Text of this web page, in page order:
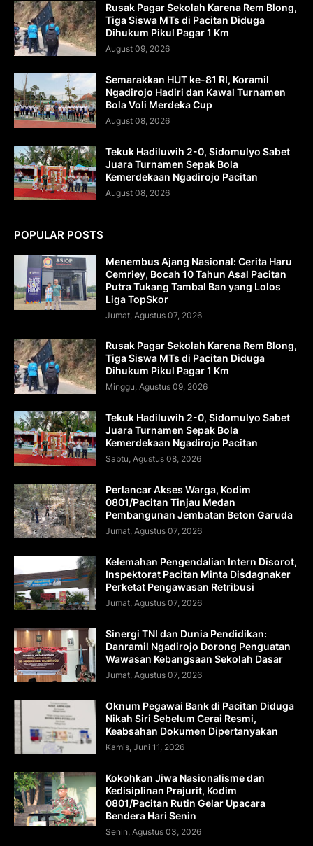
Rusak Pagar Sekolah Karena Rem Blong,
Tiga Siswa MTs di Pacitan Diduga
Dihukum Pikul Pagar 1 Km
August 09, 2026
Semarakkan HUT ke-81 RI, Koramil
Ngadirojo Hadiri dan Kawal Turnamen
Bola Voli Merdeka Cup
August 08, 2026
Tekuk Hadiluwih 2-0, Sidomulyo Sabet
Juara Turnamen Sepak Bola
Kemerdekaan Ngadirojo Pacitan
August 08, 2026
POPULAR POSTS
Menembus Ajang Nasional: Cerita Haru
Cemriey, Bocah 10 Tahun Asal Pacitan
Putra Tukang Tambal Ban yang Lolos
Liga TopSkor
Jumat, Agustus 07, 2026
Rusak Pagar Sekolah Karena Rem Blong,
Tiga Siswa MTs di Pacitan Diduga
Dihukum Pikul Pagar 1 Km
Minggu, Agustus 09, 2026
Tekuk Hadiluwih 2-0, Sidomulyo Sabet
Juara Turnamen Sepak Bola
Kemerdekaan Ngadirojo Pacitan
Sabtu, Agustus 08, 2026
Perlancar Akses Warga, Kodim
0801/Pacitan Tinjau Medan
Pembangunan Jembatan Beton Garuda
Jumat, Agustus 07, 2026
Kelemahan Pengendalian Intern Disorot,
Inspektorat Pacitan Minta Disdagnaker
Perketat Pengawasan Retribusi
Jumat, Agustus 07, 2026
Sinergi TNI dan Dunia Pendidikan:
Danramil Ngadirojo Dorong Penguatan
Wawasan Kebangsaan Sekolah Dasar
Jumat, Agustus 07, 2026
Oknum Pegawai Bank di Pacitan Diduga
Nikah Siri Sebelum Cerai Resmi,
Keabsahan Dokumen Dipertanyakan
Kamis, Juni 11, 2026
Kokohkan Jiwa Nasionalisme dan
Kedisiplinan Prajurit, Kodim
0801/Pacitan Rutin Gelar Upacara
Bendera Hari Senin
Senin, Agustus 03, 2026